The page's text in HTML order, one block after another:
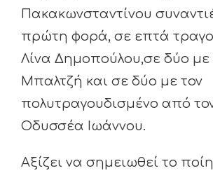
Πακακωνσταντίνου
πρώτη φορά, σε επτά
Λίνα Δημοπούλου,σε δύο με
Μπαλτζή και σε δύο με τον
πολυτραγουδισμένο από
Οδυσσέα Ιωάννου.
Αξίζει να σημειωθεί το